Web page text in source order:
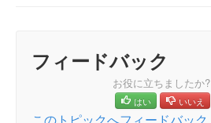
フィードバック
お役に立ちましたか?
はい いいえ
このトピックへフィードバック